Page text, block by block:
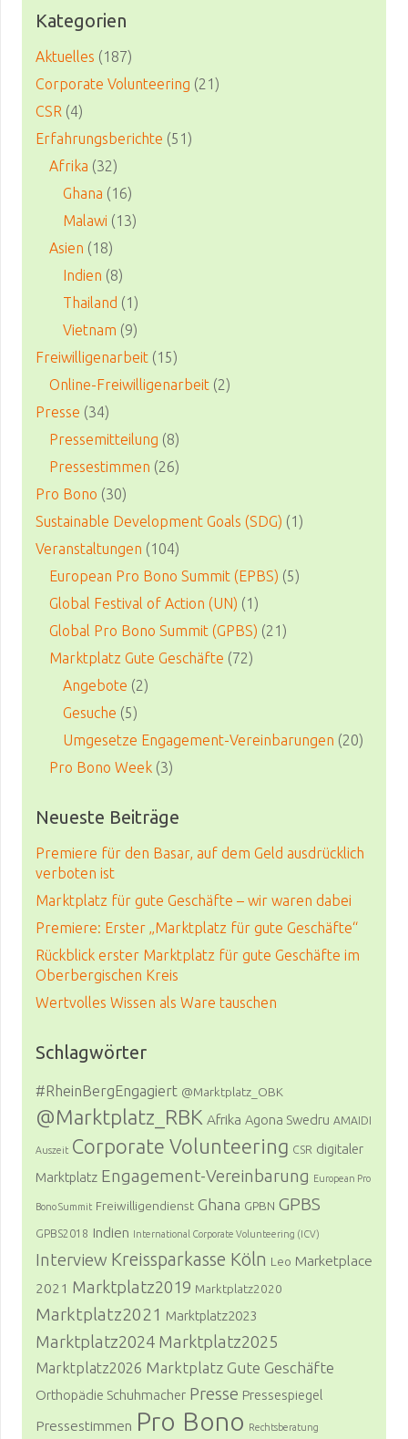
Kategorien
Aktuelles (187)
Corporate Volunteering (21)
CSR (4)
Erfahrungsberichte (51)
Afrika (32)
Ghana (16)
Malawi (13)
Asien (18)
Indien (8)
Thailand (1)
Vietnam (9)
Freiwilligenarbeit (15)
Online-Freiwilligenarbeit (2)
Presse (34)
Pressemitteilung (8)
Pressestimmen (26)
Pro Bono (30)
Sustainable Development Goals (SDG) (1)
Veranstaltungen (104)
European Pro Bono Summit (EPBS) (5)
Global Festival of Action (UN) (1)
Global Pro Bono Summit (GPBS) (21)
Marktplatz Gute Geschäfte (72)
Angebote (2)
Gesuche (5)
Umgesetze Engagement-Vereinbarungen (20)
Pro Bono Week (3)
Neueste Beiträge
Premiere für den Basar, auf dem Geld ausdrücklich
verboten ist
Marktplatz für gute Geschäfte – wir waren dabei
Premiere: Erster „Marktplatz für gute Geschäfte“
Rückblick erster Marktplatz für gute Geschäfte im
Oberbergischen Kreis
Wertvolles Wissen als Ware tauschen
Schlagwörter
#RheinBergEngagiert @Marktplatz_OBK
@Marktplatz_RBK Afrika Agona Swedru AMAIDI
Auszeit Corporate Volunteering CSR digitaler
Marktplatz Engagement-Vereinbarung European Pro
Bono Summit Freiwilligendienst Ghana GPBN GPBS
GPBS2018 Indien International Corporate Volunteering (ICV)
Interview Kreissparkasse Köln Leo Marketplace
2021 Marktplatz2019 Marktplatz2020
Marktplatz2021 Marktplatz2023
Marktplatz2024 Marktplatz2025
Marktplatz2026 Marktplatz Gute Geschäfte
Orthopädie Schuhmacher Presse Pressespiegel
Pressestimmen Pro Bono Rechtsberatung